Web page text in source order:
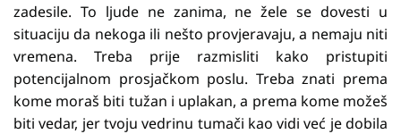
zadesile. To ljude ne zanima, ne žele se dovesti u
situaciju da nekoga ili nešto provjeravaju, a nemaju niti
vremena. Treba prije razmisliti kako pristupiti
potencijalnom prosjačkom poslu. Treba znati prema
kome moraš biti tužan i uplakan, a prema kome možeš
biti vedar, jer tvoju vedrinu tumači kao vidi već je dobila